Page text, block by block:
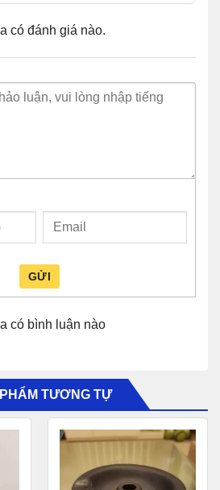
có đánh giá nào.
GỬI
có bình luận nào
TƯƠNG TỰ